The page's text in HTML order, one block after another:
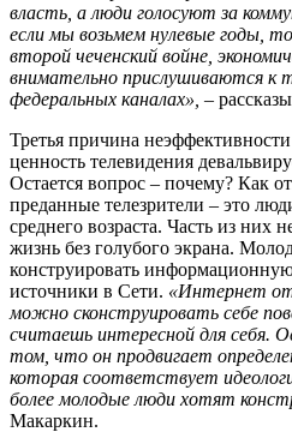
власть, а люди голосуют за
если мы возьмем нулевые годы,
второй чеченский войне,
внимательно прислушиваются к
федеральных каналах», –
Третья причина
ценность телевидения
Остается вопрос – почему? Как
преданные телезрители – это
среднего возраста. Часть из них
жизнь без голубого экрана.
конструировать
источники в Сети. «Интернет
можно сконструировать себе
считаешь интересной для себя.
том, что он продвигает
которая соответствует
более молодые люди хотят
Макаркин.